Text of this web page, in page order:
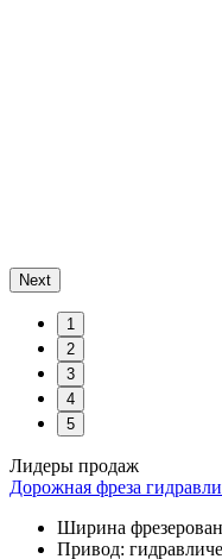
Next
1
2
3
4
5
Лидеры продаж
Дорожная фреза
Ширина
Привод: